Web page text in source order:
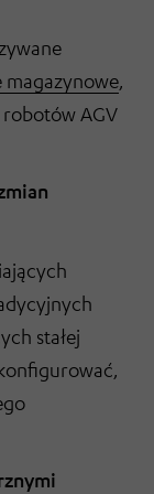
magazynowe,
robotów AGV
stałej